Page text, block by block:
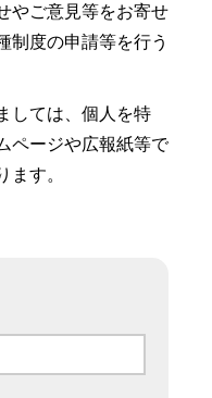
やご意見等をお寄せ
制度の申請等を行う
しては、個人を特
ページや広報紙等で
ます。